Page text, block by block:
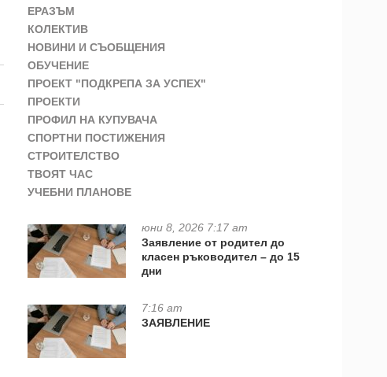
ЕРАЗЪМ
КОЛЕКТИВ
НОВИНИ И СЪОБЩЕНИЯ
ОБУЧЕНИЕ
ПРОЕКТ "ПОДКРЕПА ЗА УСПЕХ"
ПРОЕКТИ
ПРОФИЛ НА КУПУВАЧА
СПОРТНИ ПОСТИЖЕНИЯ
СТРОИТЕЛСТВО
ТВОЯТ ЧАС
УЧЕБНИ ПЛАНОВЕ
юни 8, 2026 7:17 am
Заявление от родител до
класен ръководител – до 15
дни
7:16 am
ЗАЯВЛЕНИЕ